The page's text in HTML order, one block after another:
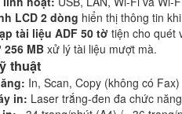
LCD 2 dòng hiển thị thông tin
tài liệu ADF 50 tờ tiện cho quét
MB xử lý tài liệu mượt mà.
thuật
In, Scan, Copy (không có Fax)
in: Laser trắng-đen đa chức năng